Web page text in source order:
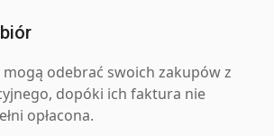
mogą odebrać swoich zakupów z
dopóki ich faktura nie
opłacona.